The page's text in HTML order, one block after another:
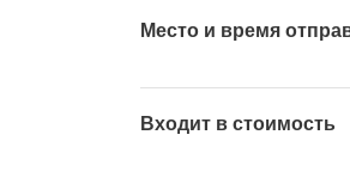
Место и время
Входит в стоимость